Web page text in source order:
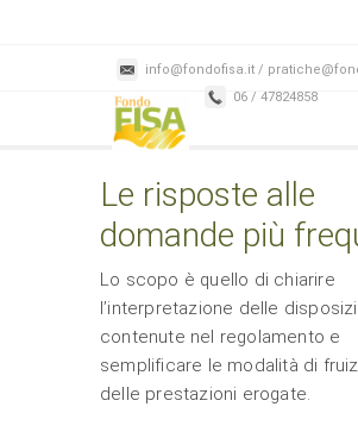
info@fondofisa.it /
06 / 47824858
Le risposte alle
domande più
Lo scopo è quello di chiarire
l’interpretazione delle
contenute nel regolamento e
semplificare le modalità di
delle prestazioni erogate.